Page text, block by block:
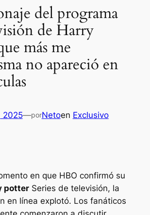
del programa
de Harry
más me
no apareció en
2025—porNetoen Exclusivo
en que HBO confirmó su
potterSeries de televisión, la
en línea explotó. Los fanáticos